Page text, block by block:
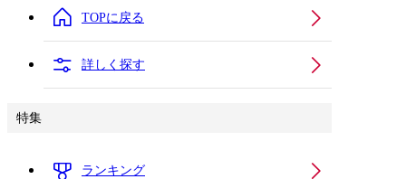
TOPに戻る
詳しく探す
特集
ランキング